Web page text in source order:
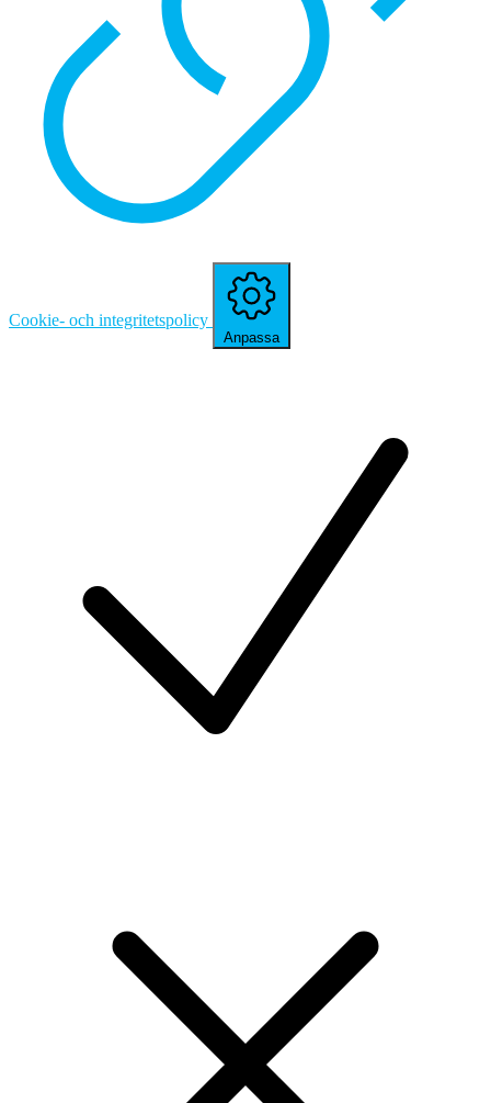
Cookie- och integritetspolicy
Anpassa